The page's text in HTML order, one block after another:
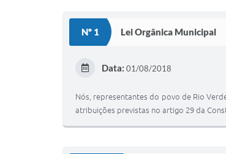
Nº 1 Lei Orgânica Municipal
Data: 01/08/2018
Nós, representantes do povo de Rio
atribuições previstas no artigo 29 da